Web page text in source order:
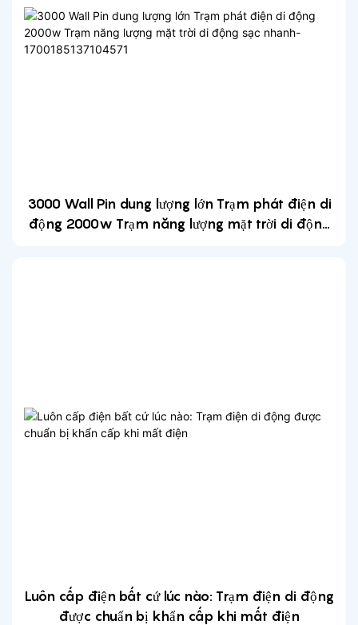
3000 Wall Pin dung lượng lớn Trạm phát điện di
động 2000w Trạm năng lượng mặt trời di động
Luôn cấp điện bất cứ lúc nào: Trạm điện di động
được chuẩn bị khẩn cấp khi mất điện